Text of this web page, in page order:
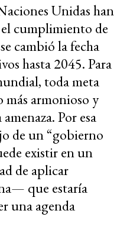
Unidas han
cumplimiento de
cambió la fecha
hasta 2045. Para
toda meta
armonioso y
Por esa
de un “gobierno
existir en un
de aplicar
que estaría
una agenda